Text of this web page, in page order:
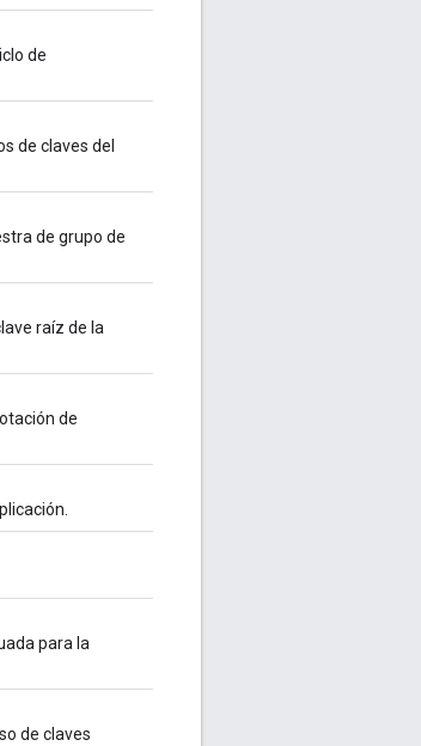
de
de claves del
de grupo de
raíz de la
de
para la
de claves